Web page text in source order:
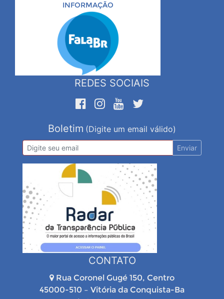
INFORMAÇÃO
REDES SOCIAIS
Boletim (Digite um email válido)
Enviar
CONTATO
Rua Coronel Gugé 150, Centro
45000-510 – Vitória da Conquista-Ba